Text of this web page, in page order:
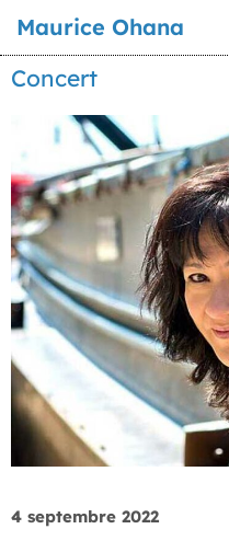
Maurice Ohana
Concert
4 septembre 2022